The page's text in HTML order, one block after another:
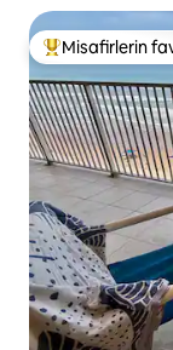
Misafirlerin
Misafirlerin